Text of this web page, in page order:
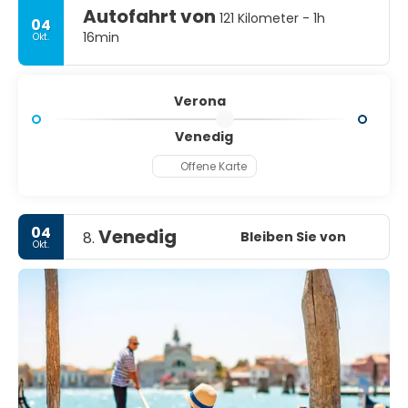
04
Okt.
Autofahrt von 121 Kilometer - 1h
16min
Verona
Venedig
Offene Karte
04
Okt. 8. Venedig Bleiben Sie von